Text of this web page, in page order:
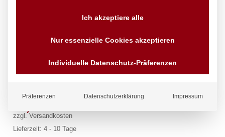
210802, ø3mm
zzgl.Versandkosten
Lieferzeit:4 - 10 Tage
Ich akzeptiere alle
Nur essenzielle Cookies akzeptieren
Individuelle Datenschutz-Präferenzen
Präferenzen Datenschutzerklärung Impressum